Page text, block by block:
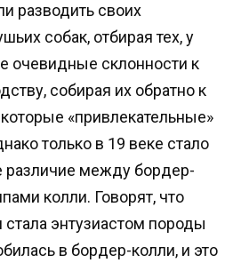
разводить своих
собак, отбирая тех, у
очевидные склонности к
собирая их обратно к
«привлекательные»
только в 19 веке стало
различие между бордер-
колли. Говорят, что
стала энтузиастом породы
в бордер-колли, и это